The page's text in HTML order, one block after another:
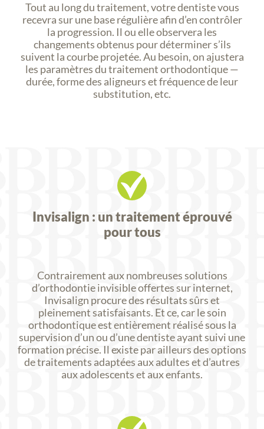
Tout au long du traitement, votre dentiste vous
recevra sur une base régulière afin d’en contrôler
la progression. Il ou elle observera les
changements obtenus pour déterminer s’ils
suivent la courbe projetée. Au besoin, on ajustera
les paramètres du traitement orthodontique —
durée, forme des aligneurs et fréquence de leur
substitution, etc.
Invisalign : un traitement éprouvé
pour tous
Contrairement aux nombreuses solutions
d’orthodontie invisible offertes sur internet,
Invisalign procure des résultats sûrs et
pleinement satisfaisants. Et ce, car le soin
orthodontique est entièrement réalisé sous la
supervision d’un ou d’une dentiste ayant suivi une
formation précise. Il existe par ailleurs des options
de traitements adaptées aux adultes et d’autres
aux adolescents et aux enfants.